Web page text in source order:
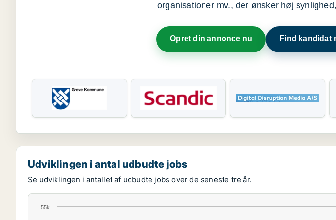
organisationer mv., der ønsker høj
Opret din annonce nu Find kandidat
Udviklingen i antal udbudte jobs
Se udviklingen i antallet af udbudte jobs over de seneste tre år.
55k